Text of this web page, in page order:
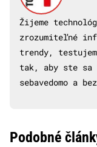
Žijeme
zrozumiteľné
trendy,
tak, aby ste
sebavedomo a
Podobné